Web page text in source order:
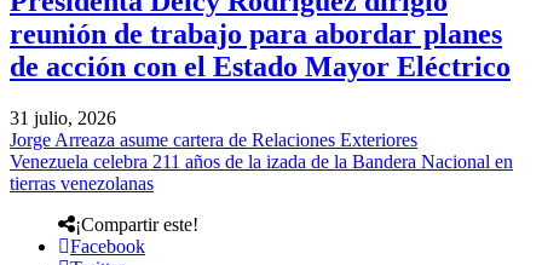
reunión de trabajo para abordar planes
de acción con el Estado Mayor Eléctrico
31 julio, 2026
Jorge Arreaza asume cartera de Relaciones Exteriores
Venezuela celebra 211 años de la izada de la Bandera Nacional en
tierras venezolanas
¡Compartir este!
Facebook